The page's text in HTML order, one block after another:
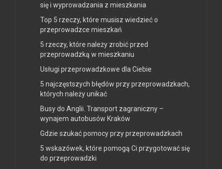
się i wyprowadzania z mieszkania
Top 5 rzeczy, które musisz wiedzieć o
przeprowadzce mieszkań
5 rzeczy, które należy zrobić przed
przeprowadzką w mieszkaniu
Usługi przeprowadzkowe dla Ciebie
5 najczęstszych błędów przy przeprowadzkach,
których należy unikać
Busy do Anglii. Transport zagraniczny –
wynajem autobusów Kraków
Gdzie szukać pomocy przy przeprowadzkach
5 wskazówek, które pomogą Ci przygotować się
do przeprowadzki